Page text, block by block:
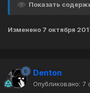
Показать
Изменено 7 октября
Denton
Опубликовано: 7